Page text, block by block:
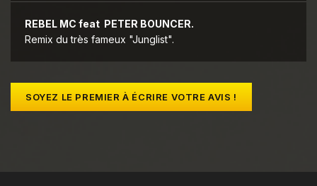
REBEL MC feat PETER BOUNCER.
Remix du très fameux "Junglist".
SOYEZ LE PREMIER À ÉCRIRE VOTRE AVIS !